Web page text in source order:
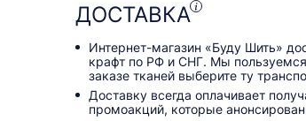
ДОСТАВКА
Интернет-магазин «Буду Шить»
крафт по РФ и СНГ. Мы
заказе тканей выберите ту
Доставку всегда оплачивает
промоакций, которые